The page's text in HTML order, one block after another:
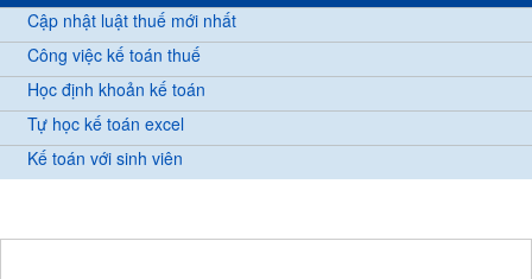
Cập nhật luật thuế mới nhất
Công việc kế toán thuế
Học định khoản kế toán
Tự học kế toán excel
Kế toán với sinh viên